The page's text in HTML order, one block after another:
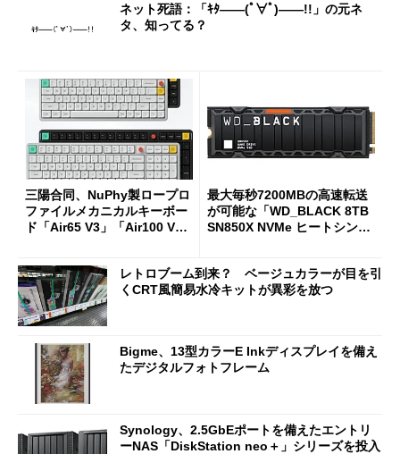
ネット死語：「ｷﾀ――(ﾟ∀ﾟ)――!!」の元ネ
タ、知ってる？
三陽合同、NuPhy製ロープロ
ファイルメカニカルキーボー
ド「Air65 V3」「Air100 V
最大毎秒7200MBの高速転送
が可能な「WD_BLACK 8TB
SN850X NVMe ヒートシンク
レトロブーム到来？ ベージュカラーが目を引
くCRT風簡易水冷キットが異彩を放つ
Bigme、13型カラーE Inkディスプレイを備え
たデジタルフォトフレーム
Synology、2.5GbEポートを備えたエントリ
ーNAS「DiskStation neo＋」シリーズを投入